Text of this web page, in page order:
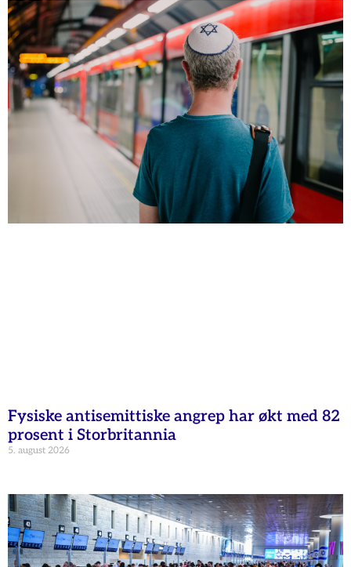
Fysiske antisemittiske angrep har økt med 82
prosent i Storbritannia
5. august 2026